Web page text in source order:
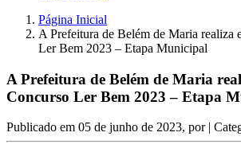
Página Inicial
A Prefeitura de Belém de Maria realiza
Ler Bem 2023 – Etapa Municipal
A Prefeitura de Belém de Maria
Concurso Ler Bem 2023 – Etapa
Publicado em 05 de junho de 2023, por |